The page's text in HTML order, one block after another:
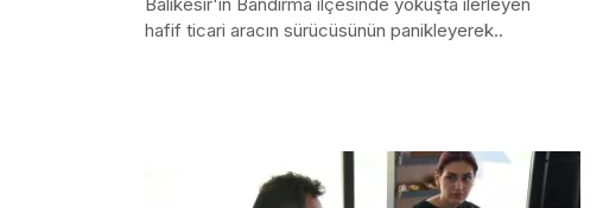
hafif ticari aracın sürücüsünün panikleyerek..